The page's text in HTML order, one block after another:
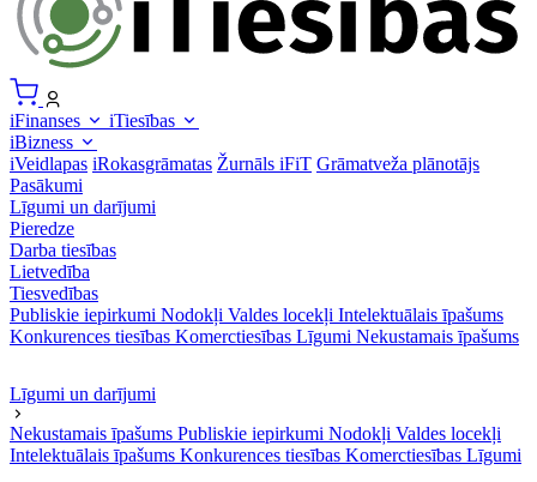
iFinanses
iTiesības
iBizness
iVeidlapas iRokasgrāmatas Žurnāls iFiT Grāmatveža plānotājs
Pasākumi
Līgumi un darījumi
Pieredze
Darba tiesības
Lietvedība
Tiesvedības
Publiskie iepirkumi Nodokļi Valdes locekļi Intelektuālais īpašums
Konkurences tiesības Komerctiesības Līgumi Nekustamais īpašums
Līgumi un darījumi
Nekustamais īpašums Publiskie iepirkumi Nodokļi Valdes locekļi
Intelektuālais īpašums Konkurences tiesības Komerctiesības Līgumi